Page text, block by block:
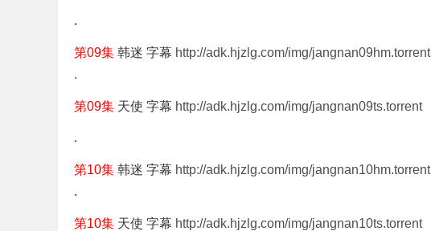
.
第09集 韩迷 字幕 http://adk.hjzlg.com/img/jangnan09hm.torrent
.
第09集 天使 字幕 http://adk.hjzlg.com/img/jangnan09ts.torrent
.
第10集 韩迷 字幕 http://adk.hjzlg.com/img/jangnan10hm.torrent
.
第10集 天使 字幕 http://adk.hjzlg.com/img/jangnan10ts.torrent